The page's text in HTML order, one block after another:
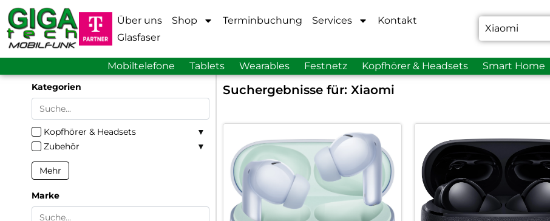
Über uns Shop Terminbuchung Services
Kontakt
Glasfaser
Mobiltelefone Tablets Wearables Festnetz Kopfhörer & Headsets Smart Home
Kategorien
Kopfhörer & Headsets
Zubehör
Mehr
Marke
Suchergebnisse für: Xiaomi